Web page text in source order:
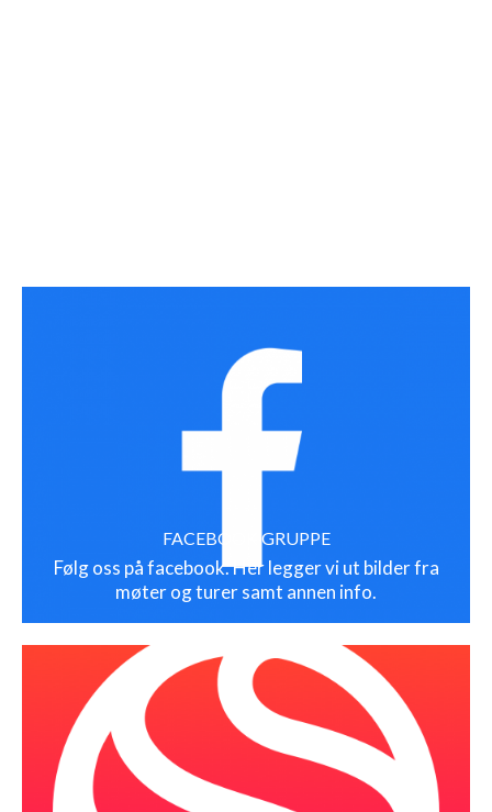
FACEBOOK GRUPPE
Følg oss på facebook. Her legger vi ut bilder fra
møter og turer samt annen info.